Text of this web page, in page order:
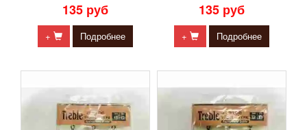
135 руб
+ Подробнее
135 руб
+ Подробнее